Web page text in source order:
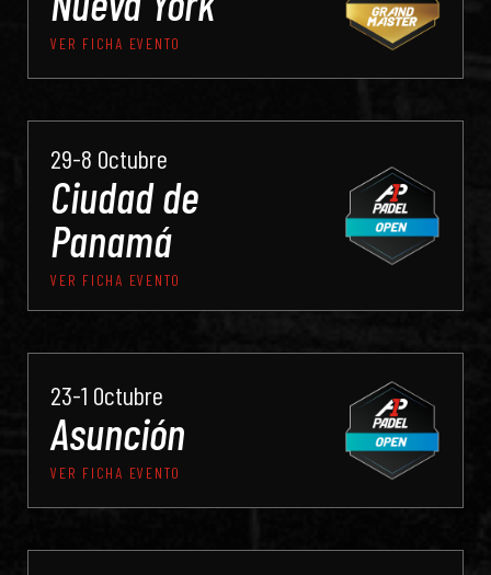
VER FICHA EVENTO
29-8 Octubre
Ciudad de
Panamá
VER FICHA EVENTO
23-1 Octubre
Asunción
VER FICHA EVENTO